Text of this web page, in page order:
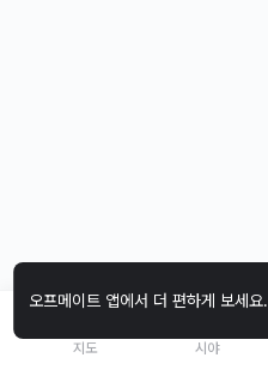
오프메이트 앱에서 더 편하게 보세요.
지도 시야